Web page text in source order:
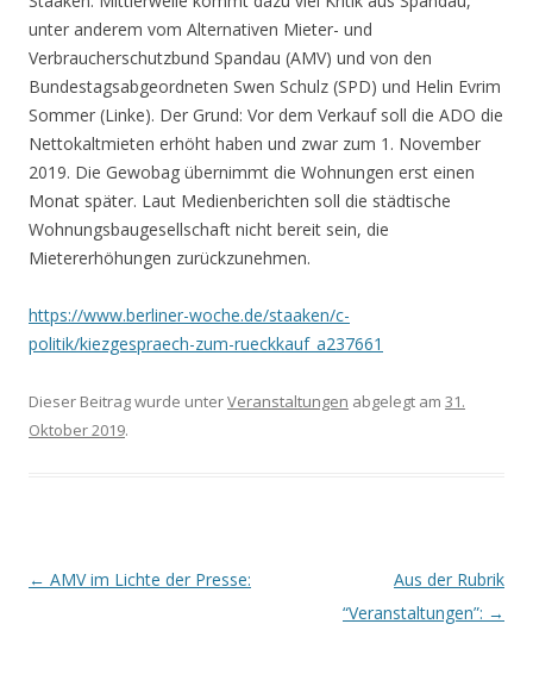
unter anderem vom Alternativen Mieter- und
Verbraucherschutzbund Spandau (AMV) und von den
Bundestagsabgeordneten Swen Schulz (SPD) und Helin Evrim
Sommer (Linke). Der Grund: Vor dem Verkauf soll die ADO die
Nettokaltmieten erhöht haben und zwar zum 1. November
2019. Die Gewobag übernimmt die Wohnungen erst einen
Monat später. Laut Medienberichten soll die städtische
Wohnungsbaugesellschaft nicht bereit sein, die
Mietererhöhungen zurückzunehmen.
https://www.berliner-woche.de/staaken/c-
politik/kiezgespraech-zum-rueckkauf_a237661
Dieser Beitrag wurde unterVeranstaltungen abgelegt am 31.
Oktober 2019.
Beitrags-
← AMV im Lichte der Presse:
Aus der Rubrik
“Veranstaltungen”: →